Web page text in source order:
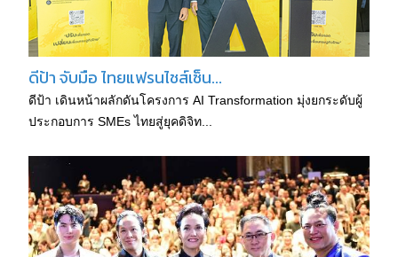
ดีป้า จับมือ ไทยแฟรนไชส์เซ็น...
ดีป้า เดินหน้าผลักดันโครงการ AI Transformation มุ่งยกระดับผู้
ประกอบการ SMEs ไทยสู่ยุคดิจิท...